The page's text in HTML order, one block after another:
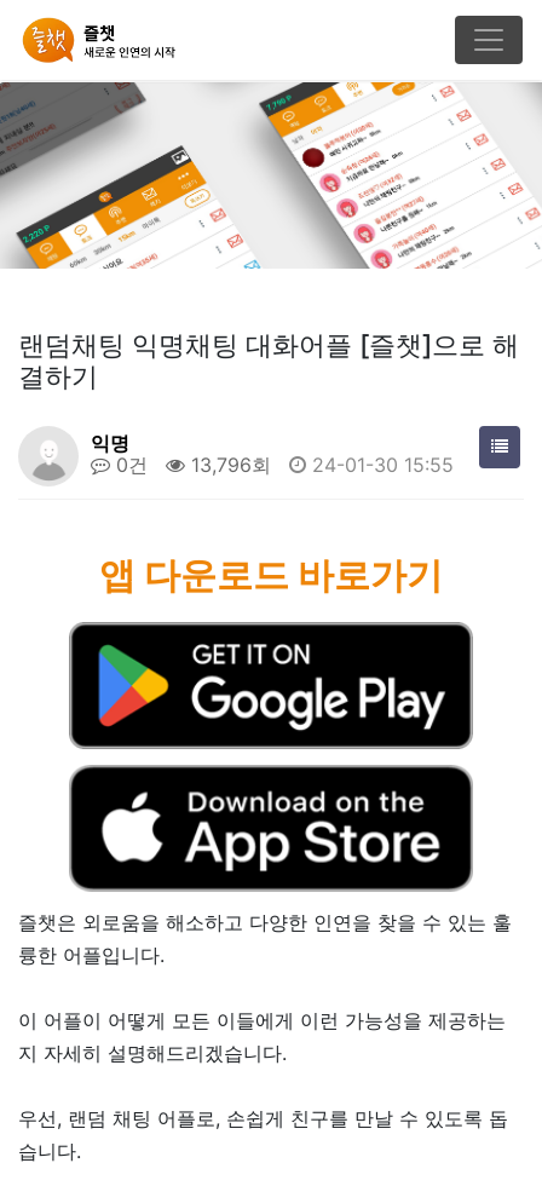
랜덤채팅 익명채팅 대화어플 [즐챗]으로 해
결하기
익명
0건
13,796회 24-01-30 15:55
앱 다운로드 바로가기
즐챗은 외로움을 해소하고 다양한 인연을 찾을 수 있는 훌
륭한 어플입니다.
이 어플이 어떻게 모든 이들에게 이런 가능성을 제공하는
지 자세히 설명해드리겠습니다.
우선, 랜덤 채팅 어플로, 손쉽게 친구를 만날 수 있도록 돕
습니다.